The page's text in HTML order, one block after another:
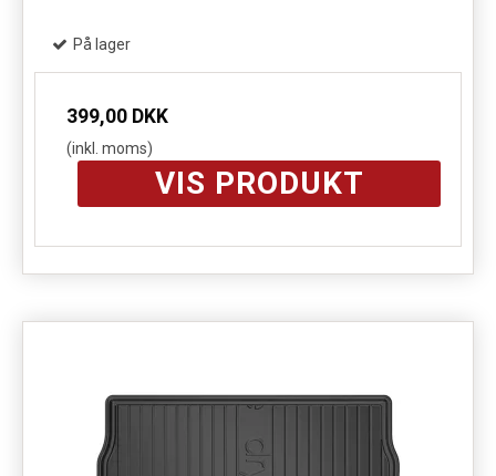
På lager
399,00 DKK
(inkl. moms)
VIS PRODUKT